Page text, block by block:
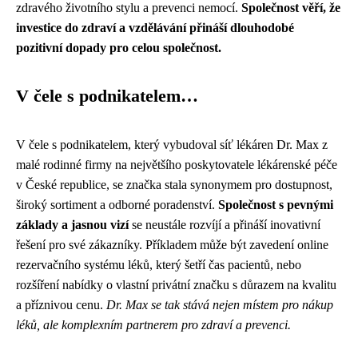
zdravého životního stylu a prevenci nemocí. Společnost věří, že
investice do zdraví a vzdělávání přináší dlouhodobé
pozitivní dopady pro celou společnost.
V čele s podnikatelem…
V čele s podnikatelem, který vybudoval síť lékáren Dr. Max z
malé rodinné firmy na největšího poskytovatele lékárenské péče
v České republice, se značka stala synonymem pro dostupnost,
široký sortiment a odborné poradenství. Společnost s pevnými
základy a jasnou vizíse neustále rozvíjí a přináší inovativní
řešení pro své zákazníky. Příkladem může být zavedení online
rezervačního systému léků, který šetří čas pacientů, nebo
rozšíření nabídky o vlastní privátní značku s důrazem na kvalitu
a příznivou cenu. Dr. Max se tak stává nejen místem pro nákup
léků, ale komplexním partnerem pro zdraví a prevenci.